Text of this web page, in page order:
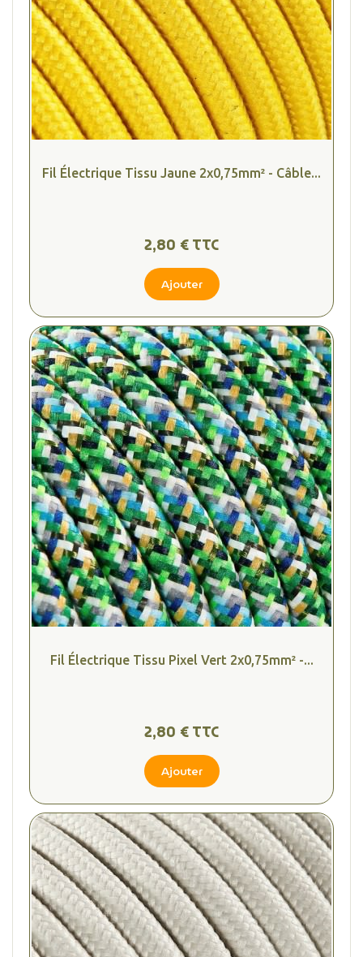
Fil Électrique Tissu Jaune 2x0,75mm² - Câble...
2,80 € TTC
Ajouter
Fil Électrique Tissu Pixel Vert 2x0,75mm² -...
2,80 € TTC
Ajouter